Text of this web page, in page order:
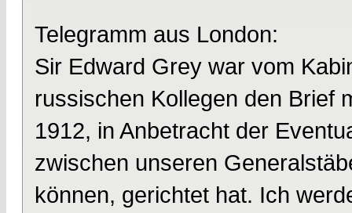
Telegramm aus London:
Sir Edward Grey war vom
russischen Kollegen den Brief
1912, in Anbetracht der
zwischen unseren
können, gerichtet hat. Ich